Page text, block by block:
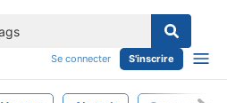
Se connecter S'inscrire